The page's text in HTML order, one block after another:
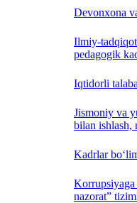
Devonxona
Ilmiy-
pedagogik
Iqtidorli
Jismoniy va
bilan ishlash,
Kadrlar
Korrupsiyaga
nazorat”